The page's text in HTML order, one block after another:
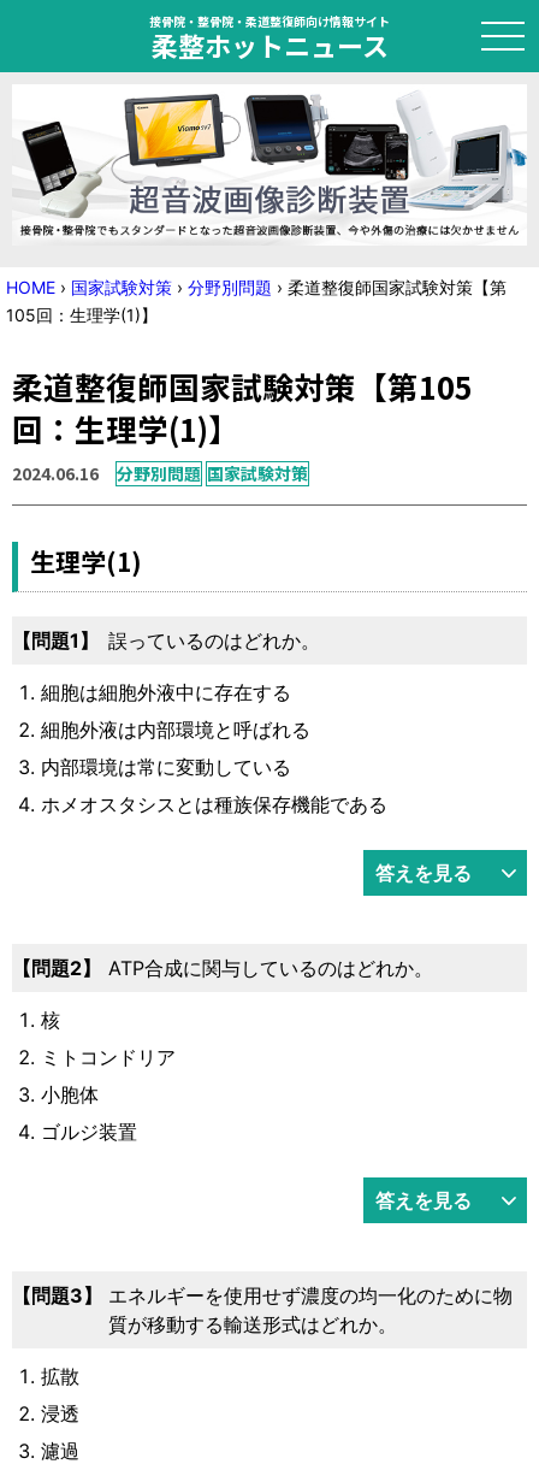
接骨院・整骨院・柔道整復師向け情報サイト
柔整ホットニュース
HOME
トピック
ニュース
国家試験対策
学会・セミナー情報
運営元
HOME › 国家試験対策 › 分野別問題 › 柔道整復師国家試験対策【第
105回：生理学(1)】
柔道整復師国家試験対策【第105
回：生理学(1)】
2024.06.16 分野別問題 国家試験対策
生理学(1)
1 誤っているのはどれか。
細胞は細胞外液中に存在する
細胞外液は内部環境と呼ばれる
内部環境は常に変動している
ホメオスタシスとは種族保存機能である
答えを見る
2 ATP合成に関与しているのはどれか。
核
ミトコンドリア
小胞体
ゴルジ装置
答えを見る
3
エネルギーを使用せず濃度の均一化のために物
質が移動する輸送形式はどれか。
拡散
浸透
濾過